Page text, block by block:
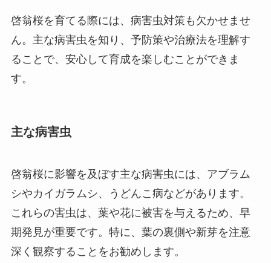
啓翁桜を育てる際には、病害虫対策も欠かせませ
ん。主な病害虫を知り、予防策や治療法を理解す
ることで、安心して育成を楽しむことができま
す。
主な病害虫
啓翁桜に影響を及ぼす主な病害虫には、アブラム
シやカイガラムシ、うどんこ病などがあります。
これらの害虫は、葉や花に被害を与えるため、早
期発見が重要です。特に、葉の裏側や新芽を注意
深く観察することをお勧めします。